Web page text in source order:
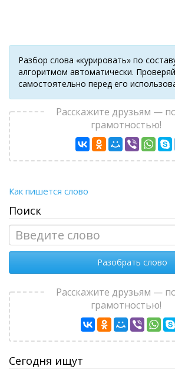
Разбор слова «курировать» по
алгоритмом автоматически.
самостоятельно перед его
Расскажите друзьям —
грамотностью!
Как пишется слово
Поиск
Разобрать слово
Расскажите друзьям —
грамотностью!
Сегодня ищут